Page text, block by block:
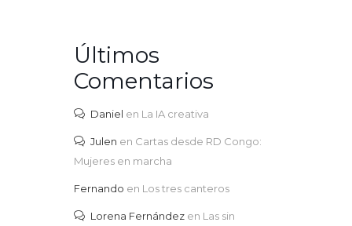
Últimos
Comentarios
Daniel en La IA creativa
Julen en Cartas desde RD Congo:
Mujeres en marcha
Fernando en Los tres canteros
Lorena Fernández en Las sin